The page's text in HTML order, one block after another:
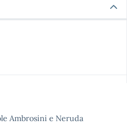
Ambrosini e Neruda